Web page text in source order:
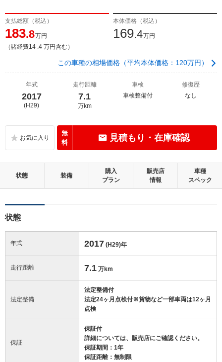
支払総額（税込）
183.8万円
（諸経費14 .4 万円含む）
本体価格（税込）
169.4万円
この車種の相場価格（平均本体価格：120万円）
年式
2017
(H29)
走行距離
7.1
万km
車検
車検整備付
修復歴
なし
無
料
見積もり・在庫確認
状態 装備
購入
プラン
販売店
情報
車種
スペック
状態
年式 2017 (H29)年
走行距離 7.1 万km
法定整備
法定整備付
法定24ヶ月点検付※貨物など一部車両は12ヶ月
点検
保証
保証付
詳細については、販売店にご確認ください。
保証期間：1年
保証距離：無制限